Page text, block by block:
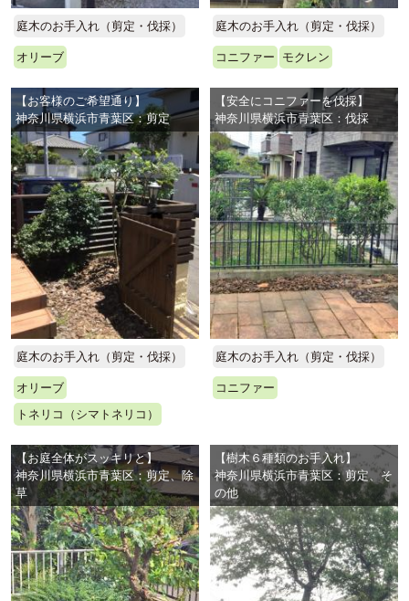
庭木のお手入れ（剪定・伐採）
オリーブ
庭木のお手入れ（剪定・伐採）
コニファー モクレン
【お客様のご希望通り】
神奈川県横浜市青葉区：剪定
庭木のお手入れ（剪定・伐採）
オリーブ
トネリコ（シマトネリコ）
【安全にコニファーを伐採】
神奈川県横浜市青葉区：伐採
庭木のお手入れ（剪定・伐採）
コニファー
【お庭全体がスッキリと】
神奈川県横浜市青葉区：剪定、除
草
【樹木６種類のお手入れ】
神奈川県横浜市青葉区：剪定、そ
の他